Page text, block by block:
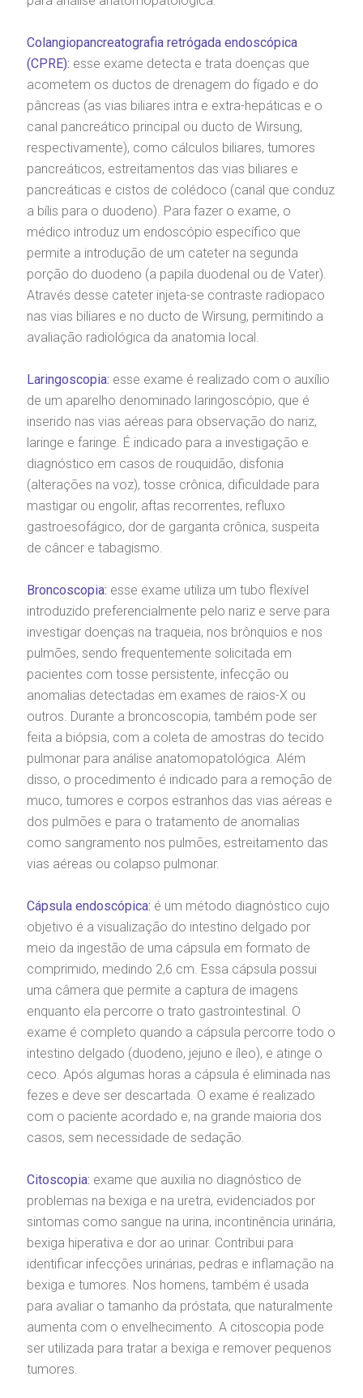
Colangiopancreatografia retrógada endoscópica
(CPRE): esse exame detecta e trata doenças que
acometem os ductos de drenagem do fígado e do
pâncreas (as vias biliares intra e extra-hepáticas e o
canal pancreático principal ou ducto de Wirsung,
respectivamente), como cálculos biliares, tumores
pancreáticos, estreitamentos das vias biliares e
pancreáticas e cistos de colédoco (canal que conduz
a bílis para o duodeno). Para fazer o exame, o
médico introduz um endoscópio específico que
permite a introdução de um cateter na segunda
porção do duodeno (a papila duodenal ou de Vater).
Através desse cateter injeta-se contraste radiopaco
nas vias biliares e no ducto de Wirsung, permitindo a
avaliação radiológica da anatomia local.
Laringoscopia: esse exame é realizado com o auxílio
de um aparelho denominado laringoscópio, que é
inserido nas vias aéreas para observação do nariz,
laringe e faringe. É indicado para a investigação e
diagnóstico em casos de rouquidão, disfonia
(alterações na voz), tosse crônica, dificuldade para
mastigar ou engolir, aftas recorrentes, refluxo
gastroesofágico, dor de garganta crônica, suspeita
de câncer e tabagismo.
Broncoscopia: esse exame utiliza um tubo flexível
introduzido preferencialmente pelo nariz e serve para
investigar doenças na traqueia, nos brônquios e nos
pulmões, sendo frequentemente solicitada em
pacientes com tosse persistente, infecção ou
anomalias detectadas em exames de raios-X ou
outros. Durante a broncoscopia, também pode ser
feita a biópsia, com a coleta de amostras do tecido
pulmonar para análise anatomopatológica. Além
disso, o procedimento é indicado para a remoção de
muco, tumores e corpos estranhos das vias aéreas e
dos pulmões e para o tratamento de anomalias
como sangramento nos pulmões, estreitamento das
vias aéreas ou colapso pulmonar.
Cápsula endoscópica: é um método diagnóstico cujo
objetivo é a visualização do intestino delgado por
meio da ingestão de uma cápsula em formato de
comprimido, medindo 2,6 cm. Essa cápsula possui
uma câmera que permite a captura de imagens
enquanto ela percorre o trato gastrointestinal. O
exame é completo quando a cápsula percorre todo o
intestino delgado (duodeno, jejuno e íleo), e atinge o
ceco. Após algumas horas a cápsula é eliminada nas
fezes e deve ser descartada. O exame é realizado
com o paciente acordado e, na grande maioria dos
casos, sem necessidade de sedação.
Citoscopia: exame que auxilia no diagnóstico de
problemas na bexiga e na uretra, evidenciados por
sintomas como sangue na urina, incontinência urinária,
bexiga hiperativa e dor ao urinar. Contribui para
identificar infecções urinárias, pedras e inflamação na
bexiga e tumores. Nos homens, também é usada
para avaliar o tamanho da próstata, que naturalmente
aumenta com o envelhecimento. A citoscopia pode
ser utilizada para tratar a bexiga e remover pequenos
tumores.